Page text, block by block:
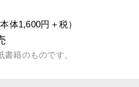
本体1,600円＋税）
籍のものです。